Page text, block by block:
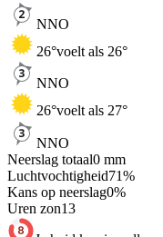
NNO
26°voelt als 26°
NNO
26°voelt als 27°
NNO
Neerslag totaal0 mm
Luchtvochtigheid71%
Kans op neerslag0%
Uren zon13